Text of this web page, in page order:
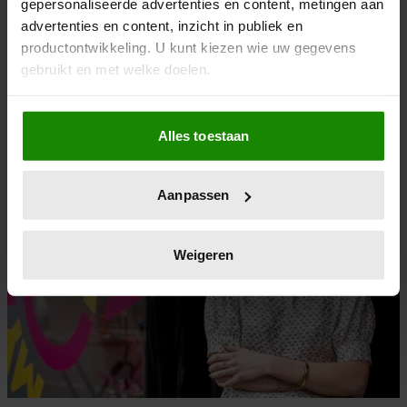
gepersonaliseerde advertenties en content, metingen aan
advertenties en content, inzicht in publiek en
productontwikkeling. U kunt kiezen wie uw gegevens
gebruikt en met welke doelen.
Als u het toestaat, willen we ook graag:
Informatie verzamelen over uw geografische
locatie, die tot een paar meter nauwkeurig kan zijn
scannen op specifieke eigenschappen (fingerprinting)
verwerkt en stel uw voorkeuren in het
intrekken in de Cookieverklaring.
We gebruiken cookies om content en advertenties te
personaliseren, om functies voor social media te bieden
en om ons websiteverkeer te analyseren. Ook delen we
informatie over uw gebruik van onze site met onze
Alles toestaan
Aanpassen
Weigeren
27/02/2026
DÍT IS HOE PRINSES LAURENTIEN HAAR
DOCHTER ELOISE STEUNT